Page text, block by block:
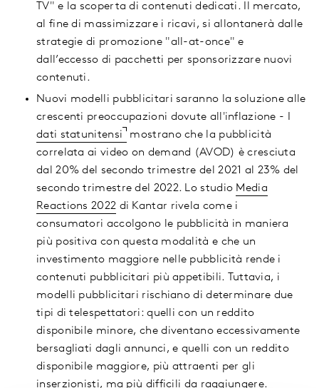
TV" e la scoperta di contenuti dedicati. Il mercato,
al fine di massimizzare i ricavi, si allontanerà dalle
strategie di promozione "all-at-once" e
dall’eccesso di pacchetti per sponsorizzare nuovi
contenuti.
Nuovi modelli pubblicitari saranno la soluzione alle
crescenti preoccupazioni dovute all'inflazione - I
dati statunitensi
mostrano che la pubblicità
correlata ai video on demand (AVOD) è cresciuta
dal 20% del secondo trimestre del 2021 al 23% del
secondo trimestre del 2022. Lo studio Media
Reactions 2022 di Kantar rivela come i
consumatori accolgono le pubblicità in maniera
più positiva con questa modalità e che un
investimento maggiore nelle pubblicità rende i
contenuti pubblicitari più appetibili. Tuttavia, i
modelli pubblicitari rischiano di determinare due
tipi di telespettatori: quelli con un reddito
disponibile minore, che diventano eccessivamente
bersagliati dagli annunci, e quelli con un reddito
disponibile maggiore, più attraenti per gli
inserzionisti, ma più difficili da raggiungere.